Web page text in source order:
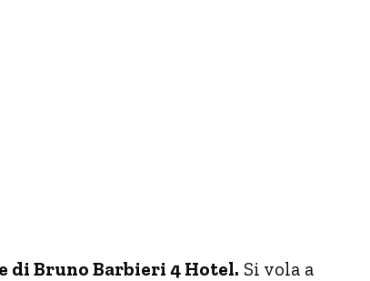
di Bruno Barbieri 4 Hotel. Si vola a